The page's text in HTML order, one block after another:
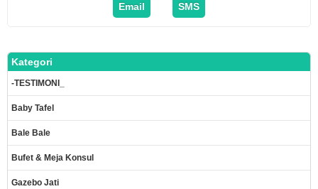
Email SMS
Kategori
-TESTIMONI_
Baby Tafel
Bale Bale
Bufet & Meja Konsul
Gazebo Jati